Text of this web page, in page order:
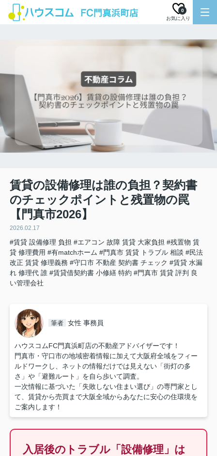
お気に入り
0
賃貸の設備修理は誰の負担？契約書
のチェックポイントと残置物の罠
【門真市2026】
2026.02.17
#賃貸 設備修理 負担 #エアコン 故障 賃貸 大家負担 #残置物 賃
貸 修理費用 #有matchホーム #門真市 賃貸 トラブル 相談 #民法
改正 賃貸 修理義務 #守口市 不動産 契約書 チェック #賃貸 水漏
れ 修理代 誰 #賃貸借契約書 小修繕 特約 #門真市 賃貸 評判 良
い管理会社
筆者 女性 事務員
ハウスコムFC門真浜町店の不動産アドバイザーです！
門真市・守口市の地域密着情報に加えて大阪府全域をフィー
ルドワークし、ネットの情報だけでは見えない「街灯の多
さ」や「避難ルート」を自ら歩いて調査。
一次情報に基づいた「失敗しない住まい選び」の専門家とし
て、賃貸から売買まで大阪全域からあなたに安心の住環境を
ご案内します！
入居後のトラブル「設備修理」は